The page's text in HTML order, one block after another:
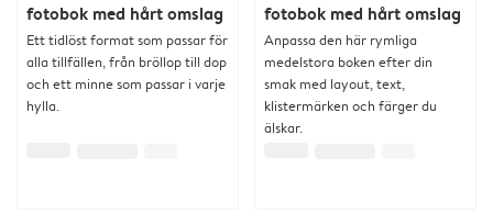
fotobok med hårt omslag
Ett tidlöst format som passar för
alla tillfällen, från bröllop till dop
och ett minne som passar i varje
hylla.
fotobok med hårt omslag
Anpassa den här rymliga
medelstora boken efter din
smak med layout, text,
klistermärken och färger du
älskar.